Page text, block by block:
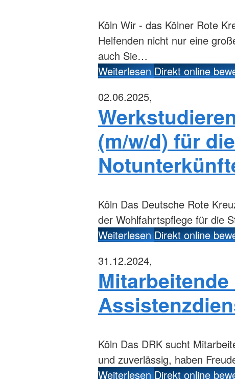
Köln Wir - das Kölner Rote
Helfenden nicht nur eine
auch Sie…
WeiterlesenDirekt online
02.06.2025,
(m/w/d) für
Köln Das Deutsche Rote
der Wohlfahrtspflege für die
WeiterlesenDirekt online
31.12.2024,
Köln Das DRK sucht
und zuverlässig, haben
WeiterlesenDirekt online